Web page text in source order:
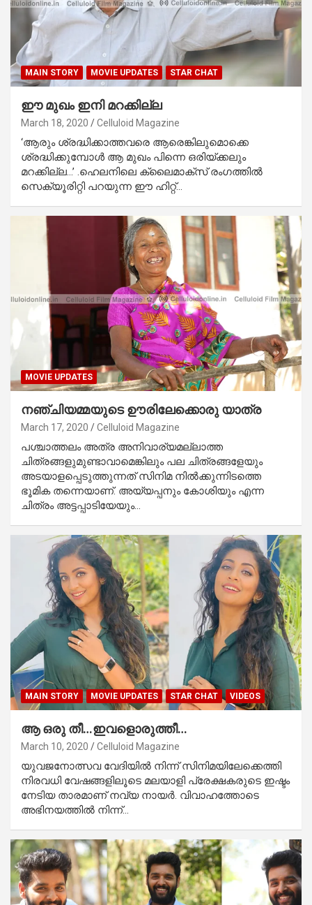
MAIN STORY MOVIE UPDATES STAR CHAT
ഈ മുഖം ഇനി മറക്കില്ല
March 18, 2020 Celluloid Magazine
‘ആരും ശ്രദ്ധിക്കാത്തവരെ ആരെങ്കിലുമൊക്കെ
ശ്രദ്ധിക്കുമ്പോള്‍ ആ മുഖം പിന്നെ ഒരിയ്ക്കലും
മറക്കില്ല…’ .ഹെലനിലെ ക്ലൈമാക്‌സ് രംഗത്തില്‍
സെക്യൂരിറ്റി പറയുന്ന ഈ ഹിറ്റ്…
MOVIE UPDATES
നഞ്ചിയമ്മയുടെ ഊരിലേക്കൊരു യാത്ര
March 17, 2020 Celluloid Magazine
പശ്ചാത്തലം അത്ര അനിവാര്യമല്ലാത്ത
ചിത്രങ്ങളുമുണ്ടാവാമെങ്കിലും പല ചിത്രങ്ങളേയും
അടയാളപ്പെടുത്തുന്നത് സിനിമ നില്‍ക്കുന്നിടത്തെ
ഭൂമിക തന്നെയാണ്. അയ്യപ്പനും കോശിയും എന്ന
ചിത്രം അട്ടപ്പാടിയേയും…
MAIN STORY MOVIE UPDATES STAR CHAT VIDEOS
ആ ഒരു തീ…ഇവളൊരുത്തീ…
March 10, 2020 Celluloid Magazine
യുവജനോത്സവ വേദിയില്‍ നിന്ന് സിനിമയിലേക്കെത്തി
നിരവധി വേഷങ്ങളിലൂടെ മലയാളി പ്രേക്ഷകരുടെ ഇഷ്ടം
നേടിയ താരമാണ് നവ്യ നായര്‍. വിവാഹത്തോടെ
അഭിനയത്തില്‍ നിന്ന്…